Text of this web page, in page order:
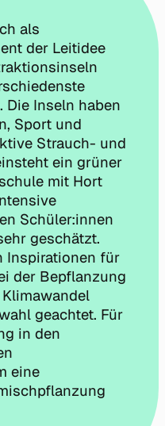
als
der Leitidee
Die Inseln haben
Sport und
Strauch- und
ein grüner
mit Hort
Schüler:innen
geschätzt.
Inspirationen für
der Bepflanzung
geachtet. Für
in den
eine